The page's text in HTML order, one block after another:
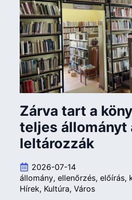
Zárva tart a
teljes állományt
leltározzák
2026-07-14
állomány ellenőrzés előírás
Hírek Kultúra Város